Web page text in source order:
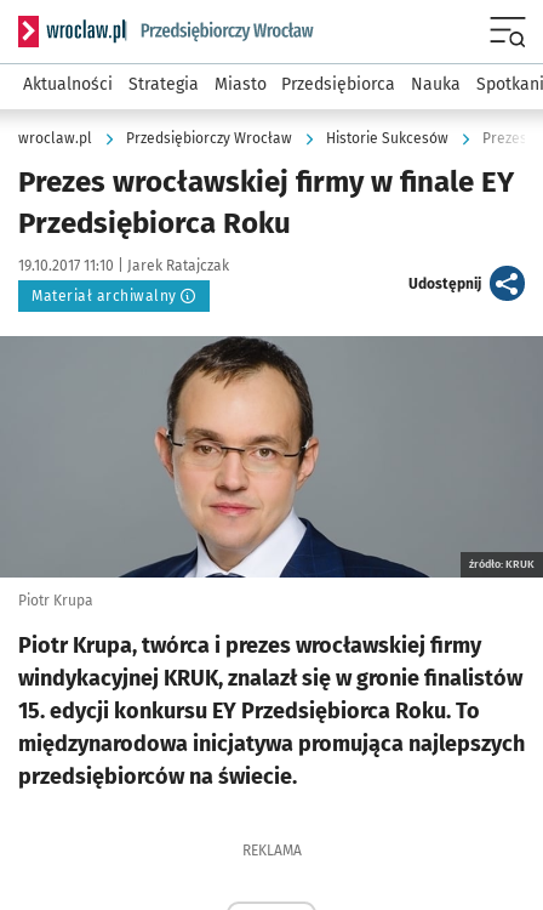
Serwis informacyjny wroclaw.pl podserwis: Strategia
Aktualności Strategia Miasto Przedsiębiorca Nauka
wroclaw.pl Przedsiębiorczy Wrocław Historie Sukcesów Prezes
Prezes wrocławskiej firmy w finale EY
Przedsiębiorca Roku
Data publikacji:
19.10.2017 11:10 | Autor:
Jarek Ratajczak
Materiał archiwalny
Udostępnijartykuł
Kliknij, aby powiększyć
źródło: KRUK
Piotr Krupa
Piotr Krupa, twórca i prezes wrocławskiej firmy
windykacyjnej KRUK, znalazł się w gronie finalistów
15. edycji konkursu EY Przedsiębiorca Roku. To
międzynarodowa inicjatywa promująca najlepszych
przedsiębiorców na świecie.
REKLAMA